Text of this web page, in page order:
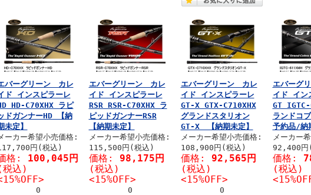
バーグリーン カレ
ド インスピラーレ
HD-C70XHX ラピ
ドガンナーHD 【納
未定】
ーカー希望小売価格:
円(税込)
格: 100,045円
込)
0
エバーグリーン カレ
イド インスピラーレ
RSR RSR-C70XHX ラ
ピッドガンナーRSR
【納期未定】
メーカー希望小売価格:
115,500円(税込)
価格: 98,175円
(税込)
<15%OFF>
0
エバーグリーン カレ
イド インスピラーレ
GT-X GTX-C710XHX
グランドスタリオン
GT-X 【納期未定】
メーカー希望小売価格:
108,900円(税込)
価格: 92,565円
(税込)
<15%OFF>
0
エバーグ
イド イン
GT IGTC-
ランドコ
予約品/納
メーカー
92,400円
価格:
(税込)